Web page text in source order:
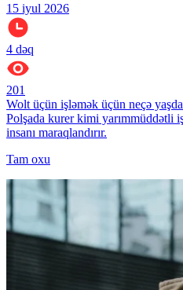
15 iyul 2026
4 dəq
201
Wolt üçün işləmək üçün neçə
Polşada kurer kimi yarımmüddətli
insanı maraqlandırır.
Tam oxu